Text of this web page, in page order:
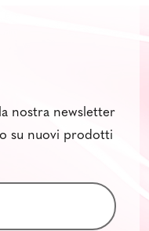
nostra newsletter
su nuovi prodotti